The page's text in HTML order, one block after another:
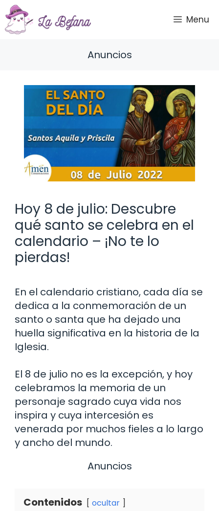
Saltar
al
contenido
Menu
Anuncios
Hoy 8 de julio: Descubre
qué santo se celebra en el
calendario – ¡No te lo
pierdas!
En el calendario cristiano, cada día se
dedica a la conmemoración de un
santo o santa que ha dejado una
huella significativa en la historia de la
Iglesia.
El 8 de julio no es la excepción, y hoy
celebramos la memoria de un
personaje sagrado cuya vida nos
inspira y cuya intercesión es
venerada por muchos fieles a lo largo
y ancho del mundo.
Anuncios
Contenidos ocultar